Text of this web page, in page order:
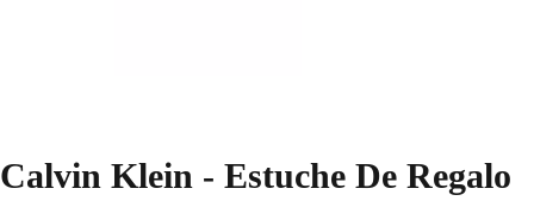
Calvin Klein - Estuche De Regalo